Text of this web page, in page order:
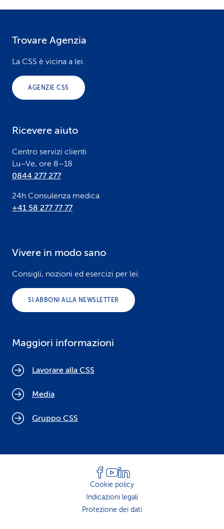
Trovare Agenzia
La CSS è vicina a lei.
AGENZIE CSS
Ricevere aiuto
Centro servizi clienti
Lu–Ve, ore 8–18
0844 277 277
24h Consulenza medica
+41 58 277 77 77
Vivere in modo sano
Consigli, nozioni ed esercizi per lei.
SI ABBONI ALLA NEWSLETTER
Maggiori informazioni
Lavorare alla CSS
Media
Gruppo CSS
Cookie policy
Indicazioni legali
Protezione dei dati